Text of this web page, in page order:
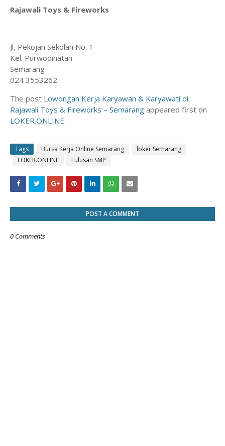
Rajawali Toys & Fireworks
Jl, Pekojan Sekolan No. 1
Kel. Purwodinatan
Semarang
024 3553262
The post Lowongan Kerja Karyawan & Karyawati di
Rajawali Toys & Fireworks – Semarang appeared first on
LOKER.ONLINE.
Tags Bursa Kerja Online Semarang
loker Semarang
LOKER.ONLINE
Lulusan SMP
POST A COMMENT
0 Comments